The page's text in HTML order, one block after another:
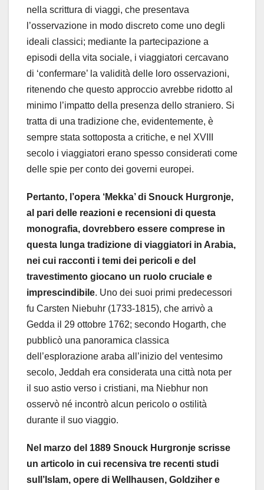
nella scrittura di viaggi, che presentava
l’osservazione in modo discreto come uno degli
ideali classici; mediante la partecipazione a
episodi della vita sociale, i viaggiatori cercavano
di ‘confermare’ la validità delle loro osservazioni,
ritenendo che questo approccio avrebbe ridotto al
minimo l’impatto della presenza dello straniero. Si
tratta di una tradizione che, evidentemente, è
sempre stata sottoposta a critiche, e nel XVIII
secolo i viaggiatori erano spesso considerati come
delle spie per conto dei governi europei.
Pertanto, l’opera ‘Mekka’ di Snouck Hurgronje,
al pari delle reazioni e recensioni di questa
monografia, dovrebbero essere comprese in
questa lunga tradizione di viaggiatori in Arabia,
nei cui racconti i temi dei pericoli e del
travestimento giocano un ruolo cruciale e
imprescindibile. Uno dei suoi primi predecessori
fu Carsten Niebuhr (1733-1815), che arrivò a
Gedda il 29 ottobre 1762; secondo Hogarth, che
pubblicò una panoramica classica
dell’esplorazione araba all’inizio del ventesimo
secolo, Jeddah era considerata una città nota per
il suo astio verso i cristiani, ma Niebhur non
osservò né incontrò alcun pericolo o ostilità
durante il suo viaggio.
Nel marzo del 1889 Snouck Hurgronje scrisse
un articolo in cui recensiva tre recenti studi
sull’Islam, opere di Wellhausen, Goldziher e